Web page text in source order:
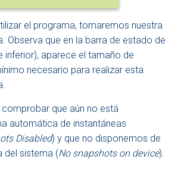
el programa, tomaremos nuestra
Observa que en la barra de estado de
inferior), aparece el tamaño de
necesario para realizar esta
que aún no está
automática de instantáneas
Disabled) y que no disponemos de
del sistema (No snapshots on device).